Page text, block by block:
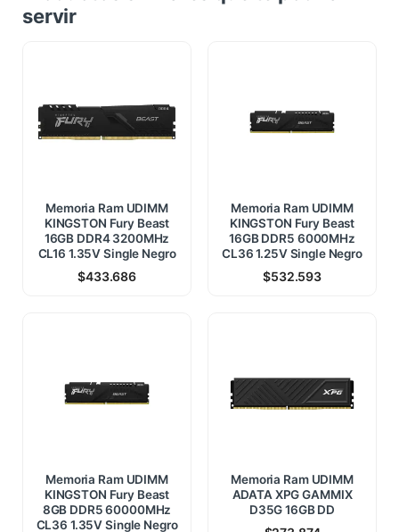
servir
Memoria Ram UDIMM
KINGSTON Fury Beast
16GB DDR4 3200MHz
CL16 1.35V Single Negro
$433.686
Memoria Ram UDIMM
KINGSTON Fury Beast
16GB DDR5 6000MHz
CL36 1.25V Single Negro
$532.593
Memoria Ram UDIMM
KINGSTON Fury Beast
8GB DDR5 60000MHz
CL36 1.35V Single Negro
Memoria Ram UDIMM
ADATA XPG GAMMIX
D35G 16GB DD